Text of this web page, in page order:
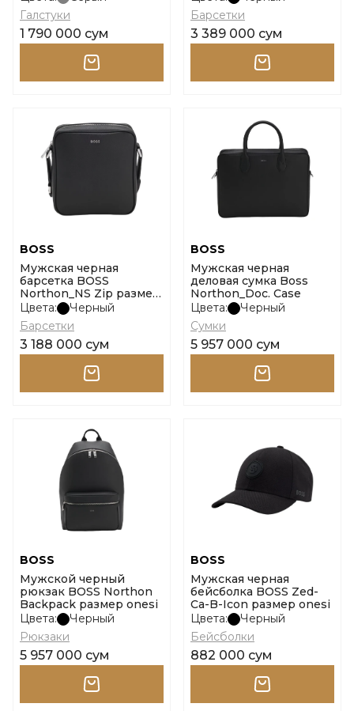
Галстуки
1 790 000 сум
Барсетки
3 389 000 сум
BOSS
Мужская черная
барсетка BOSS
Northon_NS Zip размер
onesi
Цвета:
Черный
Барсетки
3 188 000 сум
BOSS
Мужская черная
деловая сумка Boss
Northon_Doc. Case
Цвета:
Черный
Сумки
5 957 000 сум
BOSS
Мужской черный
рюкзак BOSS Northon
Backpack размер onesi
Цвета:
Черный
Рюкзаки
5 957 000 сум
BOSS
Мужская черная
бейсболка BOSS Zed-
Ca-B-Icon размер onesi
Цвета:
Черный
Бейсболки
882 000 сум